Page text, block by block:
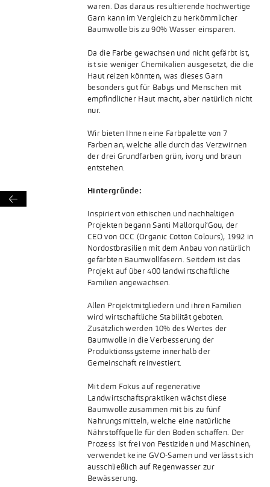

waren. Das daraus resultierende hochwertige
Garn kann im Vergleich zu herkömmlicher
Baumwolle bis zu 90% Wasser einsparen.
Da die Farbe gewachsen und nicht gefärbt ist,
ist sie weniger Chemikalien ausgesetzt, die die
Haut reizen könnten, was dieses Garn
besonders gut für Babys und Menschen mit
empfindlicher Haut macht, aber natürlich nicht
nur.
Wir bieten Ihnen eine Farbpalette von 7
Farben an, welche alle durch das Verzwirnen
der drei Grundfarben grün, ivory und braun
entstehen.
Hintergründe:
Inspiriert von ethischen und nachhaltigen
Projekten begann Santi Mallorquí’Gou, der
CEO von OCC (Organic Cotton Colours), 1992 in
Nordostbrasilien mit dem Anbau von natürlich
gefärbten Baumwollfasern. Seitdem ist das
Projekt auf über 400 landwirtschaftliche
Familien angewachsen.
Allen Projektmitgliedern und ihren Familien
wird wirtschaftliche Stabilität geboten.
Zusätzlich werden 10% des Wertes der
Baumwolle in die Verbesserung der
Produktionssysteme innerhalb der
Gemeinschaft reinvestiert.
Mit dem Fokus auf regenerative
Landwirtschaftspraktiken wächst diese
Baumwolle zusammen mit bis zu fünf
Nahrungsmitteln, welche eine natürliche
Nährstoffquelle für den Boden schaffen. Der
Prozess ist frei von Pestiziden und Maschinen,
verwendet keine GVO-Samen und verlässt sich
ausschließlich auf Regenwasser zur
Bewässerung.